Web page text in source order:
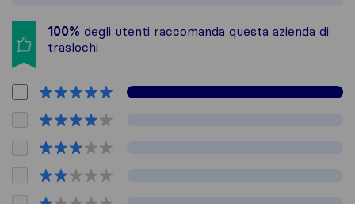
100% degli utenti raccomanda questa azienda di
traslochi